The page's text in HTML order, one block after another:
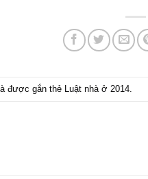
được gắn thẻ Luật nhà ở 2014